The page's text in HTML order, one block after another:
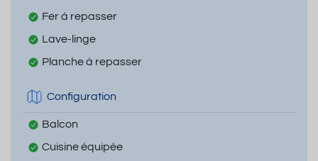
Fer à repasser
Lave-linge
Planche à repasser
Configuration
Balcon
Cuisine équipée